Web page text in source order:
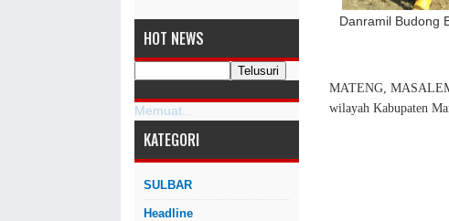
HOT NEWS
Memuat...
KATEGORI
SULBAR
Headline
Danramil Budong
MATENG,
wilayah Kabupaten